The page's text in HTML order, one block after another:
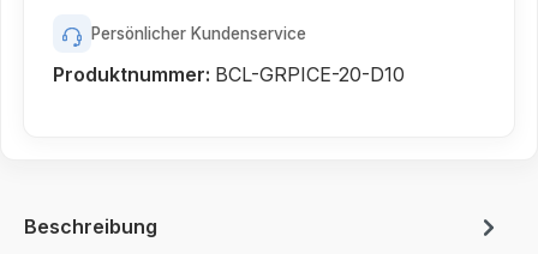
Persönlicher Kundenservice
Produktnummer: BCL-GRPICE-20-D10
Beschreibung